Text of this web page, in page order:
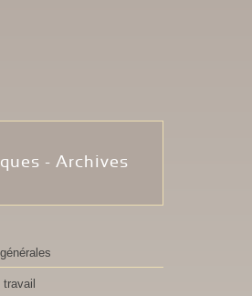
- Archives